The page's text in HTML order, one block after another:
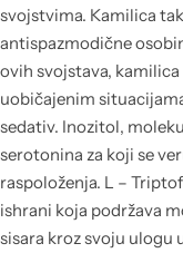
svojstvima. Kamilica
antispazmodične
ovih svojstava,
uobičajenim
sedativ. Inozitol,
serotonina za koji se
raspoloženja. L –
ishrani koja podržava
sisara kroz svoju ulogu